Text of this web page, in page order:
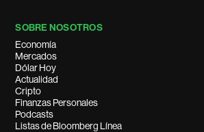
SOBRE NOSOTROS
Economía
Mercados
Dólar Hoy
Actualidad
Cripto
Finanzas Personales
Podcasts
Listas de Bloomberg Línea